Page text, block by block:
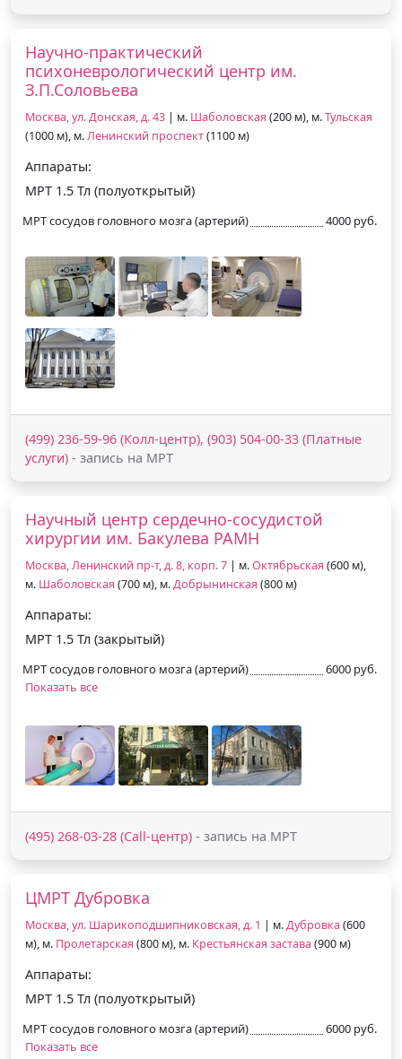
Научно-практический
психоневрологический центр им.
З.П.Соловьева
Москва, ул. Донская, д. 43 | м. Шаболовская (200 м), м.Тульская
(1000 м), м.Ленинский проспект(1100 м)
Аппараты:
МРТ 1.5 Тл (полуоткрытый)
МРТ сосудов головного мозга (артерий) 4000 руб.
(499) 236-59-96 (Колл-центр), (903) 504-00-33 (Платные
услуги) - запись на МРТ
Научный центр сердечно-сосудистой
хирургии им. Бакулева РАМН
Москва, Ленинский пр-т, д. 8, корп. 7 | м.Октябрьская (600 м),
м. Шаболовская (700 м), м.Добрынинская (800 м)
Аппараты:
МРТ 1.5 Тл (закрытый)
МРТ сосудов головного мозга (артерий)
6000 руб.
Показать все
(495) 268-03-28 (Call-центр) - запись на МРТ
ЦМРТ Дубровка
Москва, ул. Шарикоподшипниковская, д. 1 | м.Дубровка (600
м), м. Пролетарская (800 м), м. Крестьянская застава (900 м)
Аппараты:
МРТ 1.5 Тл (полуоткрытый)
МРТ сосудов головного мозга (артерий)
6000 руб.
Показать все